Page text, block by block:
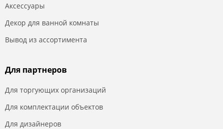
Аксессуары
Декор для ванной комнаты
Вывод из ассортимента
Для партнеров
Для торгующих организаций
Для комплектации объектов
Для дизайнеров